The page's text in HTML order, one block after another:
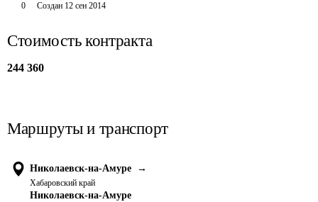
0 Создан 12 сен 2014
Стоимость контракта
244 360
Маршруты и транспорт
Николаевск-на-Амуре →
Хабаровский край
Николаевск-на-Амуре